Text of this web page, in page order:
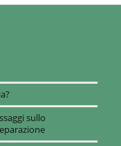
sullo